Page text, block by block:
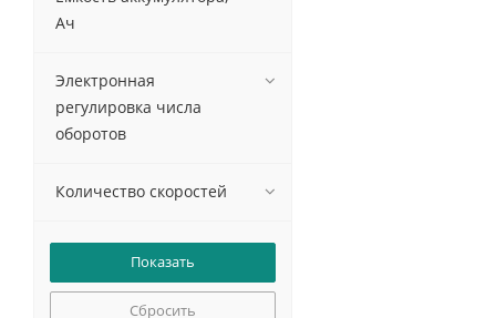
Ач
Электронная
регулировка числа
оборотов
Количество скоростей
Сбросить